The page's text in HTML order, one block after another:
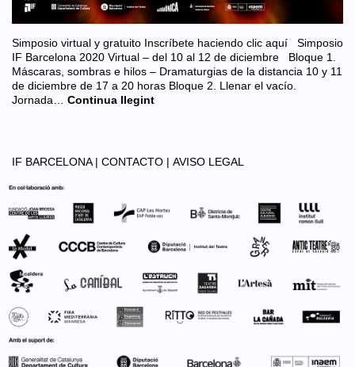
Simposio virtual y gratuito Inscríbete haciendo clic aquí Simposio
IF Barcelona 2020 Virtual – del 10 al 12 de diciembre Bloque 1.
Máscaras, sombras e hilos – Dramaturgias de la distancia 10 y 11
de diciembre de 17 a 20 horas Bloque 2. Llenar el vacío.
Jornada… Continua llegint
IF BARCELONA | CONTACTO | AVISO LEGAL